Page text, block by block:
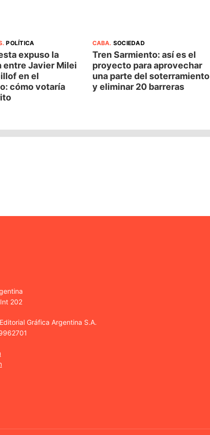
.POLÍTICA
expuso la
entre Javier Milei
en el
cómo votaría
CABA. SOCIEDAD
Tren Sarmiento: así es el
proyecto para aprovechar
una parte del soterramiento
y eliminar 20 barreras
202
Gráfica Argentina S.A.